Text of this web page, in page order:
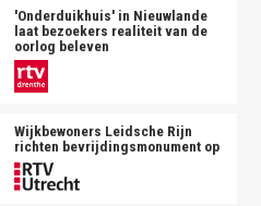
'Onderduikhuis' in Nieuwlande
laat bezoekers realiteit van de
oorlog beleven
Wijkbewoners Leidsche Rijn
richten bevrijdingsmonument op